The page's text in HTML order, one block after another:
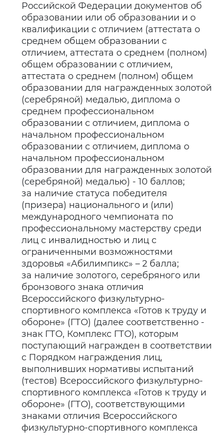
Российской Федерации документов об
образовании или об образовании и о
квалификации с отличием (аттестата о
среднем общем образовании с
отличием, аттестата о среднем (полном)
общем образовании с отличием,
аттестата о среднем (полном) общем
образовании для награжденных золотой
(серебряной) медалью, диплома о
среднем профессиональном
образовании с отличием, диплома о
начальном профессиональном
образовании с отличием, диплома о
начальном профессиональном
образовании для награжденных золотой
(серебряной) медалью) - 10 баллов;
за наличие статуса победителя
(призера) национального и (или)
международного чемпионата по
профессиональному мастерству среди
лиц с инвалидностью и лиц с
ограниченными возможностями
здоровья «Абилимпикс» – 2 балла;
за наличие золотого, серебряного или
бронзового знака отличия
Всероссийского физкультурно-
спортивного комплекса «Готов к труду и
обороне» (ГТО) (далее соответственно -
знак ГТО, Комплекс ГТО), которым
поступающий награжден в соответствии
с Порядком награждения лиц,
выполнивших нормативы испытаний
(тестов) Всероссийского физкультурно-
спортивного комплекса «Готов к труду и
обороне» (ГТО), соответствующими
знаками отличия Всероссийского
физкультурно-спортивного комплекса